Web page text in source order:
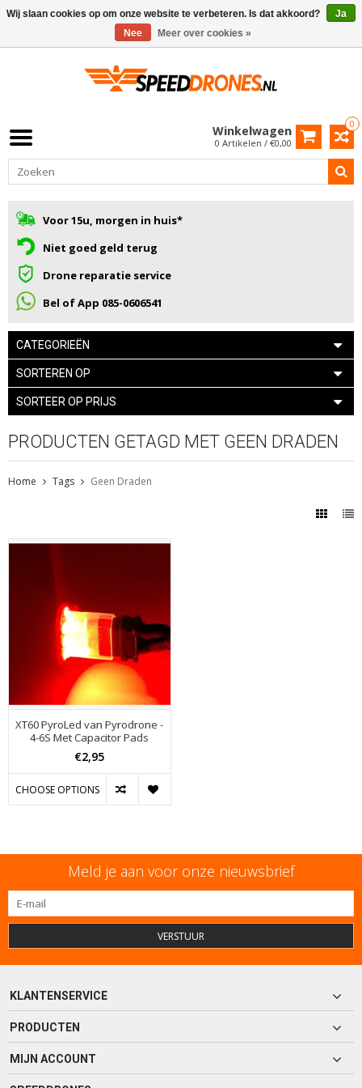
0
Winkelwagen
0 Artikelen / €0,00
Voor 15u, morgen in huis*
Niet goed geld terug
Drone reparatie service
Bel of App 085-0606541
CATEGORIEËN
SORTEREN OP
SORTEER OP PRIJS
PRODUCTEN GETAGD MET GEEN DRADEN
Home Tags Geen Draden
XT60 PyroLed van Pyrodrone -
4-6S Met Capacitor Pads
€2,95
CHOOSE OPTIONS
Meld je aan voor onze nieuwsbrief
VERSTUUR
KLANTENSERVICE
PRODUCTEN
MIJN ACCOUNT
Wij slaan cookies op om onze website te verbeteren. Is dat akkoord?
Ja
Nee
Meer over cookies »